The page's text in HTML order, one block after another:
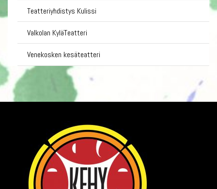
Teatteriyhdistys Kulissi
Valkolan KyläTeatteri
Venekosken kesäteatteri